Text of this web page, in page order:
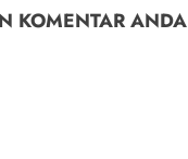
KOMENTAR ANDA